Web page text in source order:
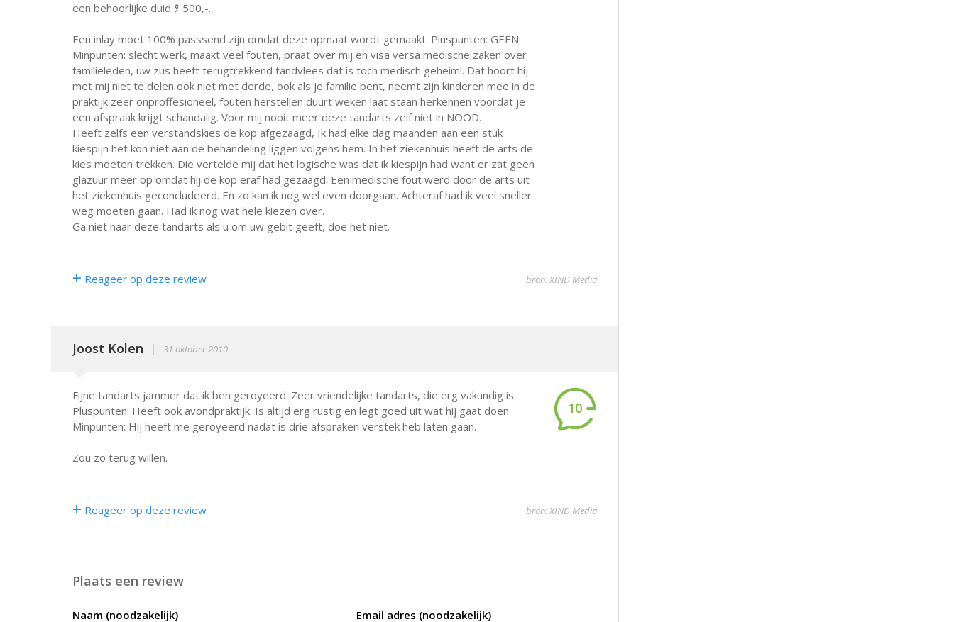
een behoorlijke duid ﾀ 500,-.
Een inlay moet 100% passsend zijn omdat deze opmaat wordt gemaakt. Pluspunten: GEEN.
Minpunten: slecht werk, maakt veel fouten, praat over mij en visa versa medische zaken over
familieleden, uw zus heeft terugtrekkend tandvlees dat is toch medisch geheim!. Dat hoort hij
met mij niet te delen ook niet met derde, ook als je familie bent, neemt zijn kinderen mee in de
praktijk zeer onproffesioneel, fouten herstellen duurt weken laat staan herkennen voordat je
een afspraak krijgt schandalig. Voor mij nooit meer deze tandarts zelf niet in NOOD.
Heeft zelfs een verstandskies de kop afgezaagd, Ik had elke dag maanden aan een stuk
kiespijn het kon niet aan de behandeling liggen volgens hem. In het ziekenhuis heeft de arts de
kies moeten trekken. Die vertelde mij dat het logische was dat ik kiespijn had want er zat geen
glazuur meer op omdat hij de kop eraf had gezaagd. Een medische fout werd door de arts uit
het ziekenhuis geconcludeerd. En zo kan ik nog wel even doorgaan. Achteraf had ik veel sneller
weg moeten gaan. Had ik nog wat hele kiezen over.
Ga niet naar deze tandarts als u om uw gebit geeft, doe het niet.
+ Reageer op deze review bron: XIND Media
Joost Kolen | 31 oktober 2010
Fijne tandarts jammer dat ik ben geroyeerd. Zeer vriendelijke tandarts, die erg vakundig is.
Pluspunten: Heeft ook avondpraktijk. Is altijd erg rustig en legt goed uit wat hij gaat doen.
Minpunten: Hij heeft me geroyeerd nadat is drie afspraken verstek heb laten gaan.
Zou zo terug willen.
10
+ Reageer op deze review bron: XIND Media
Plaats een review
Naam (noodzakelijk) Email adres (noodzakelijk)